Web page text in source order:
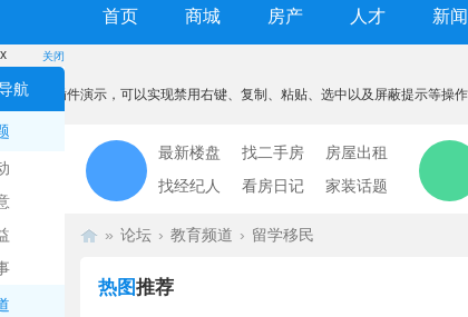
首页 商城 房产 人才 新闻
关闭
航
x
本功能为插件演示，可以实现禁用右键、复制、粘贴、选中以及屏蔽提示等操
我知道了
最新楼盘 找二手房
房屋出租
找经纪人
看房日记 家装话题
» 论坛 › 教育频道 › 留学移民
热图推荐